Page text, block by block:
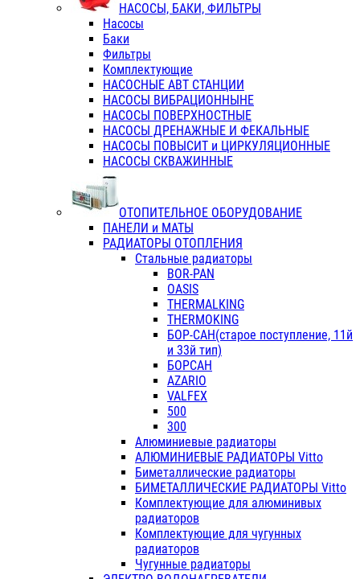
НАСОСЫ, БАКИ, ФИЛЬТРЫ
Насосы
Баки
Фильтры
Комплектующие
НАСОСНЫЕ АВТ СТАНЦИИ
НАСОСЫ ВИБРАЦИОННЫНЕ
НАСОСЫ ПОВЕРХНОСТНЫЕ
НАСОСЫ ДРЕНАЖНЫЕ И ФЕКАЛЬНЫЕ
НАСОСЫ ПОВЫСИТ и ЦИРКУЛЯЦИОННЫЕ
НАСОСЫ СКВАЖИННЫЕ
ОТОПИТЕЛЬНОЕ ОБОРУДОВАНИЕ
ПАНЕЛИ и МАТЫ
РАДИАТОРЫ ОТОПЛЕНИЯ
Стальные радиаторы
BOR-PAN
OASIS
THERMALKING
THERMOKING
БОР-САН(старое поступление, 11й
и 33й тип)
БОРСАН
AZARIO
VALFEX
500
300
Алюминиевые радиаторы
АЛЮМИНИЕВЫЕ РАДИАТОРЫ Vitto
Биметаллические радиаторы
БИМЕТАЛЛИЧЕСКИЕ РАДИАТОРЫ Vitto
Комплектующие для алюминивых
радиаторов
Комплектующие для чугунных
радиаторов
Чугунные радиаторы